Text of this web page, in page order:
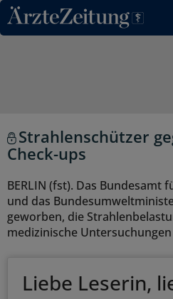
Direkt zum Inhaltsbereich
Strahlenschützer
Check-ups
BERLIN (fst). Das Bundesamt
und das
geworben, die
medizinische
Liebe Leserin,